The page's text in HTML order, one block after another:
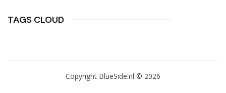
TAGS CLOUD
Copyright BlueSide.nl © 2026